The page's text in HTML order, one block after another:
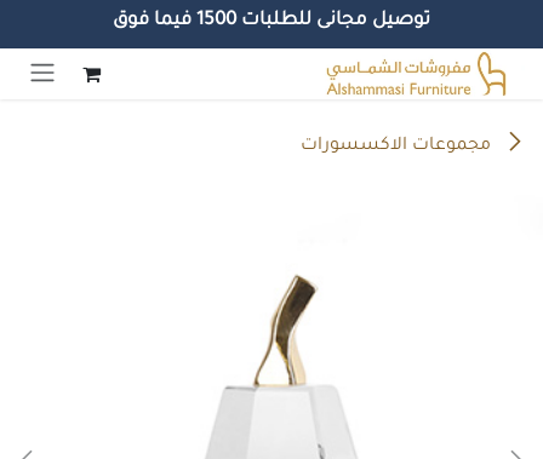
توصيل مجانى للطلبات 1500 فيما فوق
تخطي للذهاب إلى المحتوى
مجموعات الاكسسورات